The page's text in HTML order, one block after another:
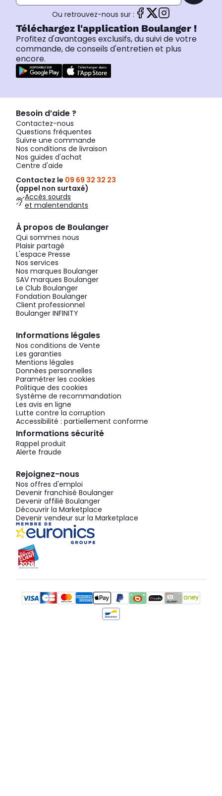
Ou retrouvez-nous sur :
Téléchargez l'application Boulanger !
Profitez d'avantages exclusifs, du suivi de votre
commande, de conseils d'entretien et plus
encore.
Besoin d’aide ?
Contactez-nous
Questions fréquentes
Suivre une commande
Nos conditions de livraison
Nos guides d'achat
Centre d'aide
Contactez le 09 69 32 32 23
(appel non surtaxé)
Accès sourds
et malentendants
À propos de Boulanger
Qui sommes nous
Plaisir partagé
L'espace Presse
Nos services
Nos marques Boulanger
SAV marques Boulanger
Le Club Boulanger
Fondation Boulanger
Client professionnel
Boulanger INFINITY
Informations légales
Nos conditions de Vente
Les garanties
Mentions légales
Données personnelles
Paramétrer les cookies
Politique des cookies
Système de recommandation
Les avis en ligne
Lutte contre la corruption
Accessibilité : partiellement conforme
Informations sécurité
Rappel produit
Alerte fraude
Rejoignez-nous
Nos offres d'emploi
Devenir franchisé Boulanger
Devenir affilié Boulanger
Découvrir la Marketplace
Devenir vendeur sur la Marketplace